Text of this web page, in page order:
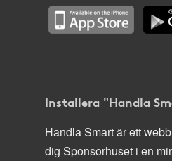
Installera "Handla
Handla Smart är ett
dig Sponsorhuset i en